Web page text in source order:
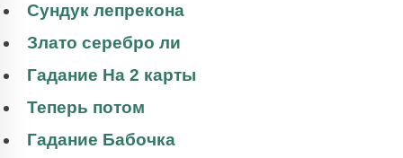
Сундук лепрекона
Злато серебро ли
Гадание На 2 карты
Теперь потом
Гадание Бабочка